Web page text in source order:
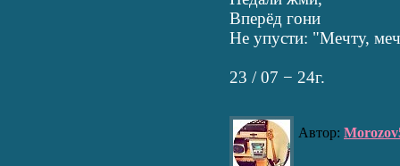
Вперёд гони
Не упусти: "Мечту,
23 / 07 − 24г.
Автор: